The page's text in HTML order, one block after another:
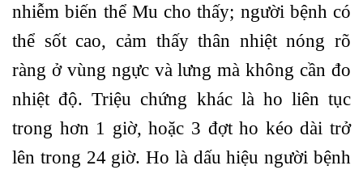
nhiễm biến thể Mu cho thấy; người bệnh có
thể sốt cao, cảm thấy thân nhiệt nóng rõ
ràng ở vùng ngực và lưng mà không cần đo
nhiệt độ. Triệu chứng khác là ho liên tục
trong hơn 1 giờ, hoặc 3 đợt ho kéo dài trở
lên trong 24 giờ. Ho là dấu hiệu người bệnh